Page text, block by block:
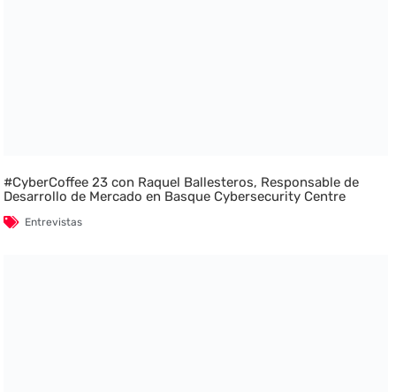
#CyberCoffee 23 con Raquel Ballesteros, Responsable de
Desarrollo de Mercado en Basque Cybersecurity Centre
Entrevistas